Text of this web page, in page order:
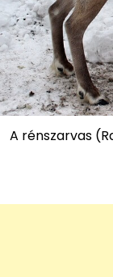
A rénszarvas